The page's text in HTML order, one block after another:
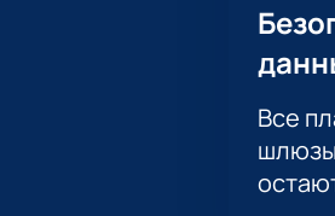
Все